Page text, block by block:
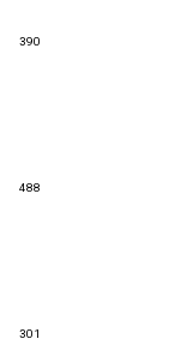
390
488
301